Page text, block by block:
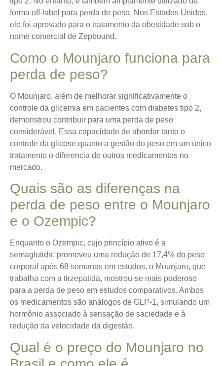
forma off-label para perda de peso. Nos Estados Unidos,
ele foi aprovado para o tratamento da obesidade sob o
nome comercial de Zepbound.
Como o Mounjaro funciona para
perda de peso?
O Mounjaro, além de melhorar significativamente o
controle da glicemia em pacientes com diabetes tipo 2,
demonstrou contribuir para uma perda de peso
considerável. Essa capacidade de abordar tanto o
controle da glicose quanto a gestão do peso em um único
tratamento o diferencia de outros medicamentos no
mercado.
Quais são as diferenças na
perda de peso entre o Mounjaro
e o Ozempic?
Enquanto o Ozempic, cujo princípio ativo é a
semaglutida, promoveu uma redução de 17,4% do peso
corporal após 68 semanas em estudos, o Mounjaro, que
trabalha com a tirzepatida, mostrou-se mais poderoso
para a perda de peso em estudos comparativos. Ambos
os medicamentos são análogos de GLP-1, simulando um
hormônio associado à sensação de saciedade e à
redução da velocidade da digestão.
Qual é o preço do Mounjaro no